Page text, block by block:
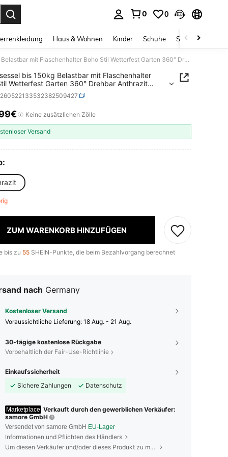
0 0
Haus & Wohnen Kinder Schuhe Schmuck &
Hängesessel bis 150kg Belastbar mit Flaschenhalter Boho Stil Wetterfest Garten 360° Drehbar Anthrazit Hängestuhl Indoor & Outdoor Kissen170x100x150cm
bis 150kg Belastbar mit Flaschenhalter
Wetterfest Garten 360° Drehbar Anthrazit
Indoor & Outdoor Kissen170x100x150cm
AND AVAILABILITY
Keine zusätzlichen Zölle
Versand
ZUM WARENKORB HINZUFÜGEN
bis zu 55 SHEIN-Punkte, die beim Bezahlvorgang berechnet
nach Germany
Kostenloser Versand
Voraussichtliche Lieferung: 18 Aug. - 21 Aug.
30-tägige kostenlose Rückgabe
Vorbehaltlich der Fair-Use-Richtlinie
Einkaufssicherheit
Sichere Zahlungen
Datenschutz
Marketplace Verkauft durch den gewerblichen Verkäufer:
samore GmbH
Versendet von samore GmbH EU-Lager
Informationen und Pflichten des Händlers
Um diesen Verkäufer und/oder dieses Produkt zu melden